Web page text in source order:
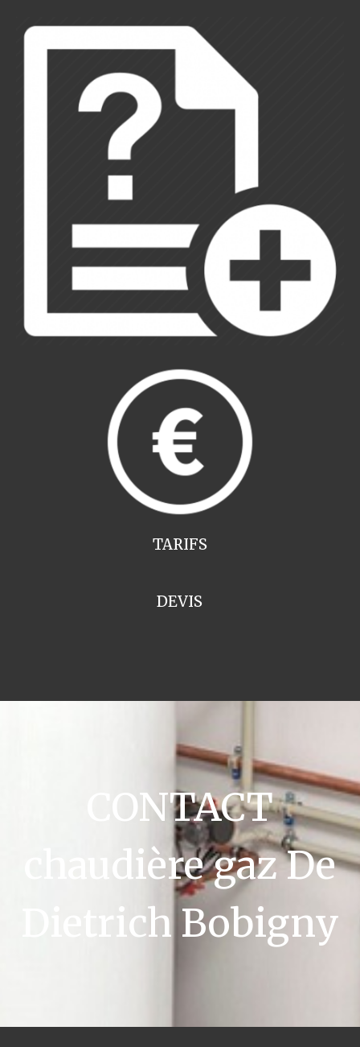
TARIFS
DEVIS
CONTACT
chaudière gaz De
Dietrich Bobigny